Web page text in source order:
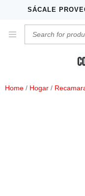
SÁCALE
Home / Hogar /